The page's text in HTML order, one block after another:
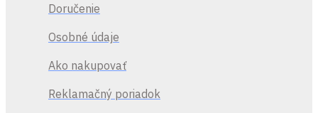
Doručenie
Osobné údaje
Ako nakupovať
Reklamačný poriadok